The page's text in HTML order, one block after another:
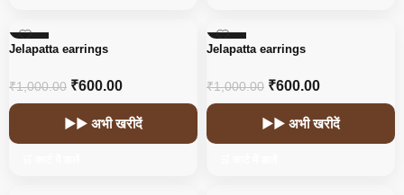
-40%
Jelapatta earrings
₹1,000.00 ₹600.00
▶▶ अभी खरीदें
-40%
Jelapatta earrings
₹1,000.00 ₹600.00
▶▶ अभी खरीदें